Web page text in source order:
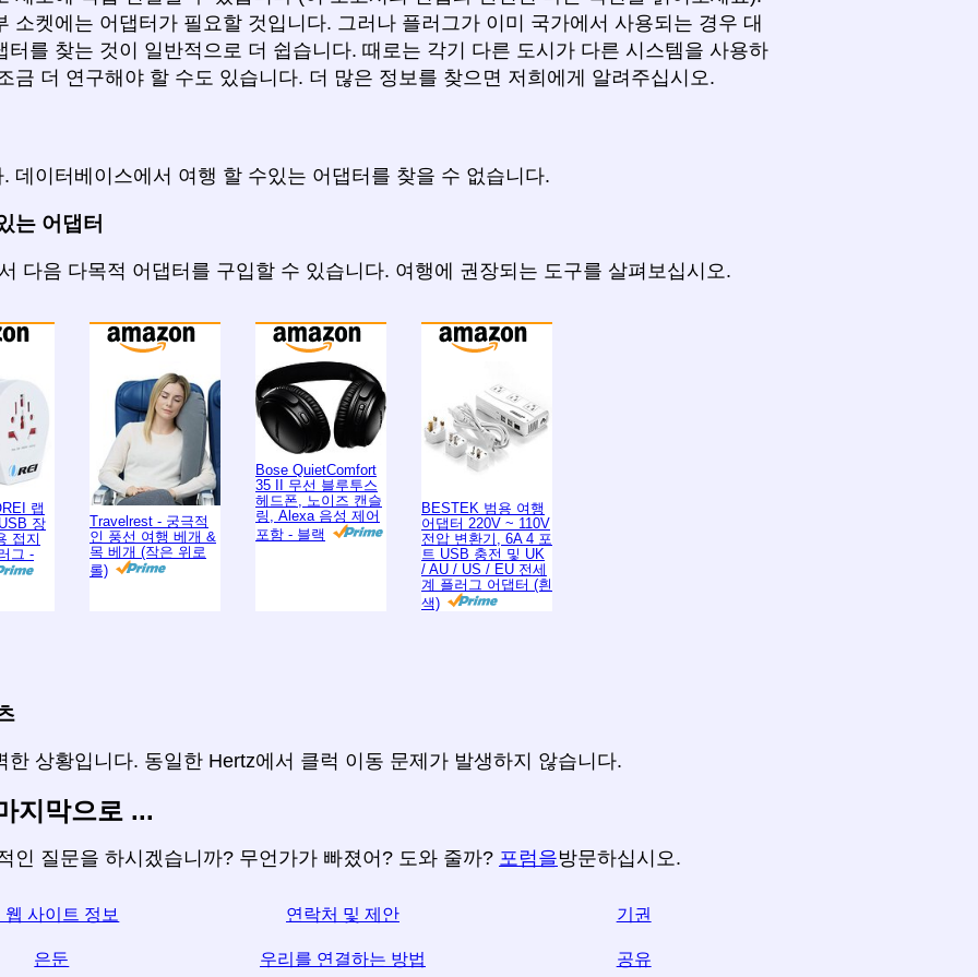
소켓에는 어댑터가 필요할 것입니다. 그러나 플러그가 이미 국가에서 사용되는 경우 대
터를 찾는 것이 일반적으로 더 쉽습니다. 때로는 각기 다른 도시가 다른 시스템을 사용하
금 더 연구해야 할 수도 있습니다. 더 많은 정보를 찾으면 저희에게 알려주십시오.
데이터베이스에서 여행 할 수있는 어댑터를 찾을 수 없습니다.
는 어댑터
다음 다목적 어댑터를 구입할 수 있습니다. 여행에 권장되는 도구를 살펴보십시오.
랩
장
접지
그 -
Travelrest - 궁극적
인 풍선 여행 베개 &
목 베개 (작은 위로
롤)
Bose QuietComfort
35 II 무선 블루투스
헤드폰, 노이즈 캔슬
링, Alexa 음성 제어
포함 - 블랙
BESTEK 범용 여행
어댑터 220V ~ 110V
전압 변환기, 6A 4 포
트 USB 충전 및 UK
/ AU / US / EU 전세
계 플러그 어댑터 (흰
색)
한 상황입니다. 동일한 Hertz에서 클럭 이동 문제가 발생하지 않습니다.
지막으로 ...
인 질문을 하시겠습니까? 무언가가 빠졌어? 도와 줄까? 포럼을방문하십시오.
웹 사이트 정보 연락처 및 제안 기권
은둔 우리를 연결하는 방법 공유